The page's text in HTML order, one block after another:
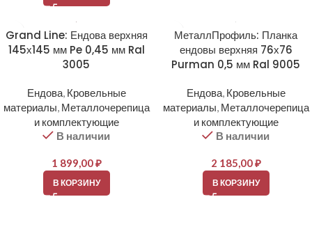
Grand Line: Ендова верхняя
145х145 мм Pe 0,45 мм Ral
3005
Ендова, Кровельные
материалы, Металлочерепица
и комплектующие
В наличии
1 899,00₽
В КОРЗИНУ
МеталлПрофиль: Планка
ендовы верхняя 76х76
Purman 0,5 мм Ral 9005
Ендова, Кровельные
материалы, Металлочерепица
и комплектующие
В наличии
2 185,00₽
В КОРЗИНУ